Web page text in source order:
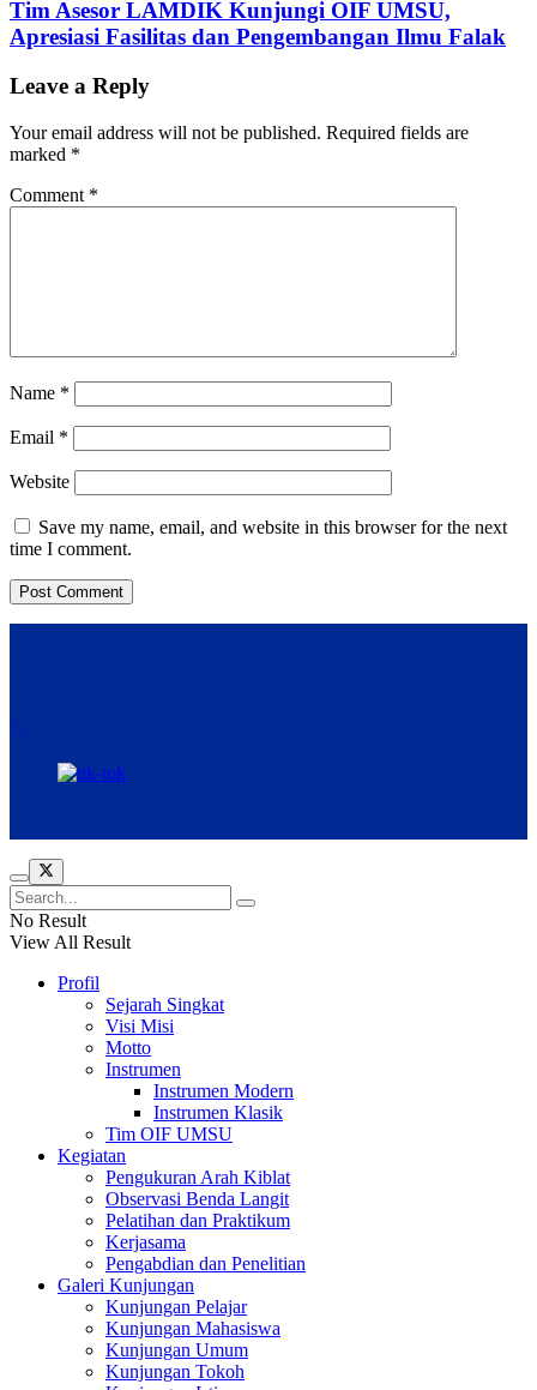
Tim Asesor LAMDIK Kunjungi OIF UMSU,
Apresiasi Fasilitas dan Pengembangan Ilmu Falak
Leave a Reply
Your email address will not be published. Required fields are
marked *
Comment *
Name *
Email *
Website
Save my name, email, and website in this browser for the next
time I comment.
No Result
View All Result
Profil
Sejarah Singkat
Visi Misi
Motto
Instrumen
Instrumen Modern
Instrumen Klasik
Tim OIF UMSU
Kegiatan
Pengukuran Arah Kiblat
Observasi Benda Langit
Pelatihan dan Praktikum
Kerjasama
Pengabdian dan Penelitian
Galeri Kunjungan
Kunjungan Pelajar
Kunjungan Mahasiswa
Kunjungan Umum
Kunjungan Tokoh